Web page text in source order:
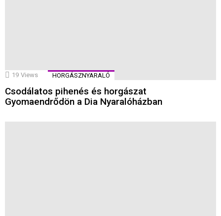
19 Views HORGÁSZNYARALÓ
Csodálatos pihenés és horgászat
Gyomaendrődön a Dia Nyaralóházban